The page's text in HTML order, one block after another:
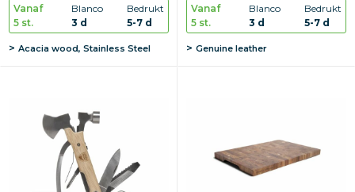
Vanaf
5 st.
Blanco
3 d
Bedrukt
5-7 d
Acacia wood, Stainless Steel
Vanaf
5 st.
Blanco
3 d
Bedrukt
5-7 d
Genuine leather